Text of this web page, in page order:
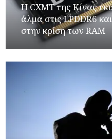
Η CXMT της Κίνας
άλμα στις LPDDR6
στην κρίση των RAM